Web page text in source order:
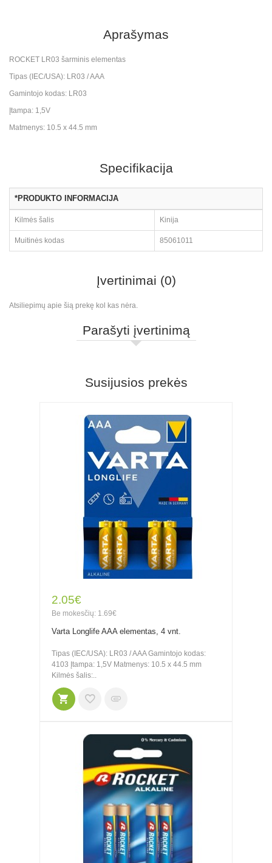
Aprašymas
ROCKET LR03 šarminis elementas
Tipas (IEC/USA): LR03 / AAA
Gamintojo kodas: LR03
Įtampa: 1,5V
Matmenys: 10.5 x 44.5 mm
Specifikacija
*PRODUKTO INFORMACIJA
Kilmės šalis Kinija
Muitinės kodas 85061011
Įvertinimai (0)
Atsiliepimų apie šią prekę kol kas nėra.
Parašyti įvertinimą
Susijusios prekės
2.05€
Be mokesčių: 1.69€
Varta Longlife AAA elementas, 4 vnt.
Tipas (IEC/USA): LR03 / AAA Gamintojo kodas:
4103 Įtampa: 1,5V Matmenys: 10.5 x 44.5 mm
Kilmės šalis:..